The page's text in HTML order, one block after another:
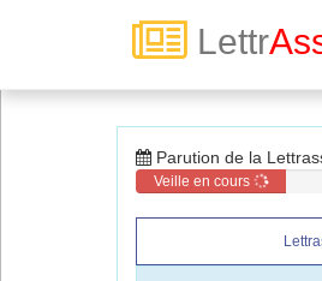
Lettr
Abonnez-vous à LettrAsso
Parution de la
Veille en cours